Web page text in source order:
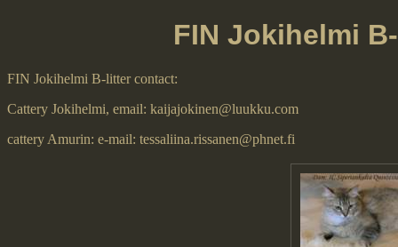
FIN Jokihelmi
FIN Jokihelmi B-litter contact:
Cattery Jokihelmi, email: kaijajokinen@luukku.com
cattery Amurin: e-mail: tessaliina.rissanen@phnet.fi